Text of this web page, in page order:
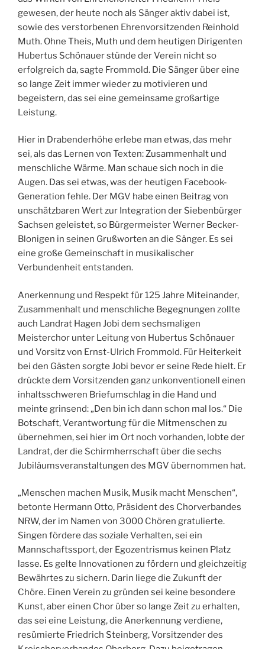
gewesen, der heute noch als Sänger aktiv dabei ist,
sowie des verstorbenen Ehrenvorsitzenden Reinhold
Muth. Ohne Theis, Muth und dem heutigen Dirigenten
Hubertus Schönauer stünde der Verein nicht so
erfolgreich da, sagte Frommold. Die Sänger über eine
so lange Zeit immer wieder zu motivieren und
begeistern, das sei eine gemeinsame großartige
Leistung.
Hier in Drabenderhöhe erlebe man etwas, das mehr
sei, als das Lernen von Texten: Zusammenhalt und
menschliche Wärme. Man schaue sich noch in die
Augen. Das sei etwas, was der heutigen Facebook-
Generation fehle. Der MGV habe einen Beitrag von
unschätzbaren Wert zur Integration der Siebenbürger
Sachsen geleistet, so Bürgermeister Werner Becker-
Blonigen in seinen Grußworten an die Sänger. Es sei
eine große Gemeinschaft in musikalischer
Verbundenheit entstanden.
Anerkennung und Respekt für 125 Jahre Miteinander,
Zusammenhalt und menschliche Begegnungen zollte
auch Landrat Hagen Jobi dem sechsmaligen
Meisterchor unter Leitung von Hubertus Schönauer
und Vorsitz von Ernst-Ulrich Frommold. Für Heiterkeit
bei den Gästen sorgte Jobi bevor er seine Rede hielt. Er
drückte dem Vorsitzenden ganz unkonventionell einen
inhaltsschweren Briefumschlag in die Hand und
meinte grinsend: „Den bin ich dann schon mal los.“ Die
Botschaft, Verantwortung für die Mitmenschen zu
übernehmen, sei hier im Ort noch vorhanden, lobte der
Landrat, der die Schirmherrschaft über die sechs
Jubiläumsveranstaltungen des MGV übernommen hat.
„Menschen machen Musik, Musik macht Menschen“,
betonte Hermann Otto, Präsident des Chorverbandes
NRW, der im Namen von 3000 Chören gratulierte.
Singen fördere das soziale Verhalten, sei ein
Mannschaftssport, der Egozentrismus keinen Platz
lasse. Es gelte Innovationen zu fördern und gleichzeitig
Bewährtes zu sichern. Darin liege die Zukunft der
Chöre. Einen Verein zu gründen sei keine besondere
Kunst, aber einen Chor über so lange Zeit zu erhalten,
das sei eine Leistung, die Anerkennung verdiene,
resümierte Friedrich Steinberg, Vorsitzender des